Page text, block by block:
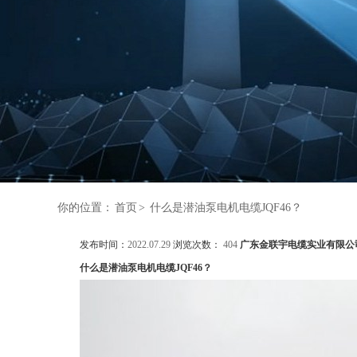
你的位置： 首页 > 什么是潜油泵电机电缆JQF46？
发布时间： 2022.07.29 浏览次数： 404 广东金联宇电缆实业有限公
什么是潜油泵电机电缆JQF46？